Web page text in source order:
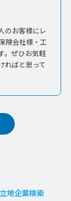
のお客様にレ
険会社様・工
。ぜひお気軽
ればと思って
立地企業検索